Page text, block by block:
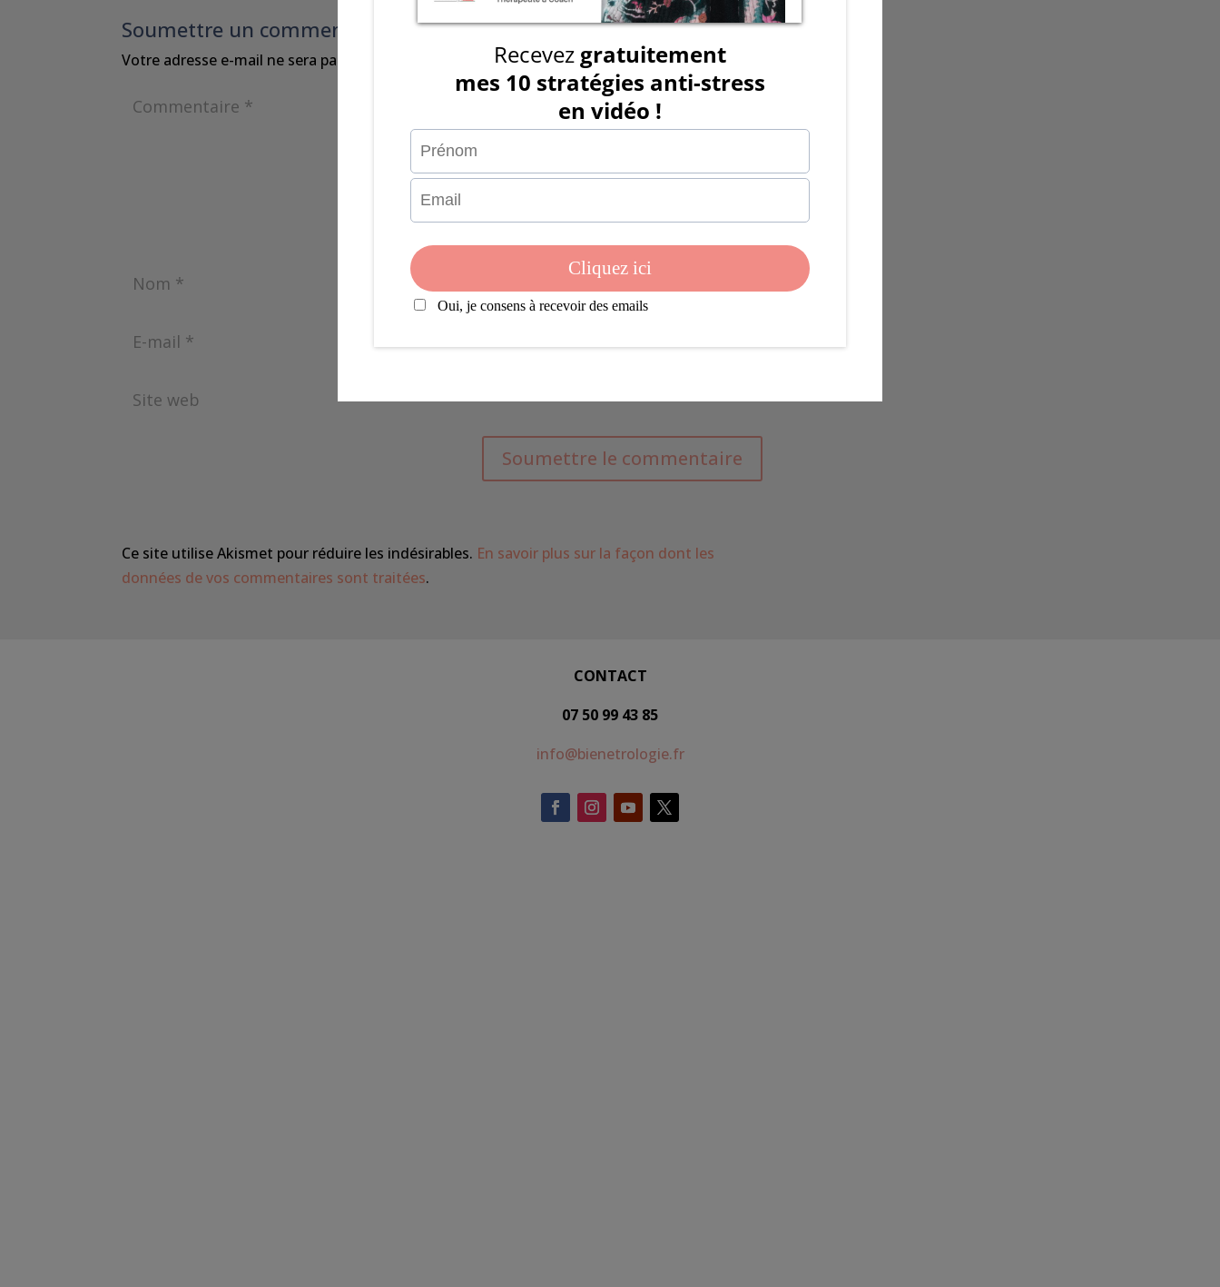
Soumettre un commentaire
Votre adresse e-mail ne sera pas publiée. Les champs obligatoires sont indiqués avec*
Soumettre le commentaire
Ce site utilise Akismet pour réduire les indésirables. En savoir plus sur la façon dont les
données de vos commentaires sont traitées.
CONTACT
07 50 99 43 85
info@bienetrologie.fr